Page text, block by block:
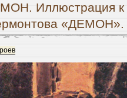
Иллюстрация к
«ДЕМОН».